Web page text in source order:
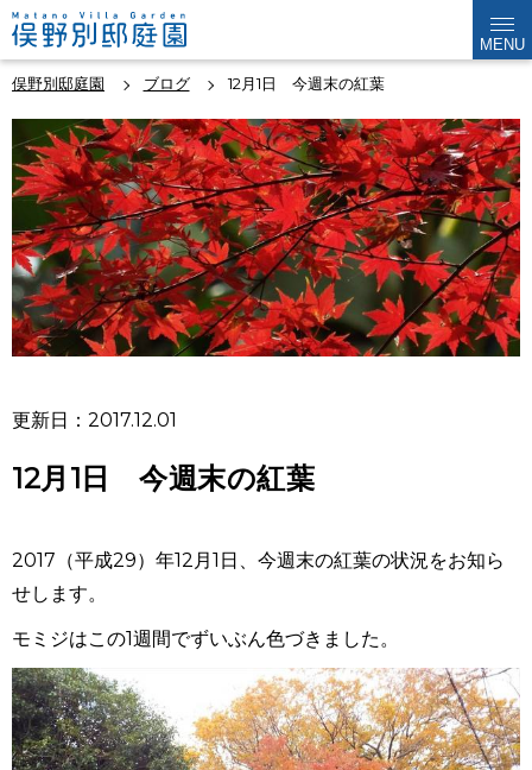
MENU
俣野別邸庭園 ブログ 12月1日 今週末の紅葉
更新日：2017.12.01
12月1日 今週末の紅葉
2017（平成29）年12月1日、今週末の紅葉の状況をお知ら
せします。
モミジはこの1週間でずいぶん色づきました。